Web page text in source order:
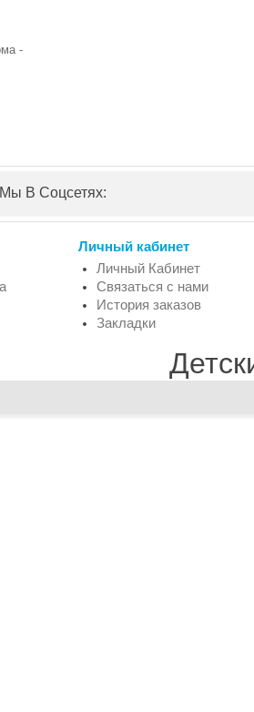
-
Мы В Соцсетях:
Личный кабинет
Личный Кабинет
Связаться с нами
История заказов
Закладки